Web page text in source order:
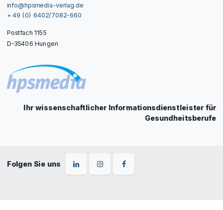
info@hpsmedia-verlag.de
+ 49 (0) 6402/7082-660
Postfach 1155
D-35406 Hungen
Ihr wissenschaftlicher Informationsdienstleister für
Gesundheitsberufe
Folgen Sie uns